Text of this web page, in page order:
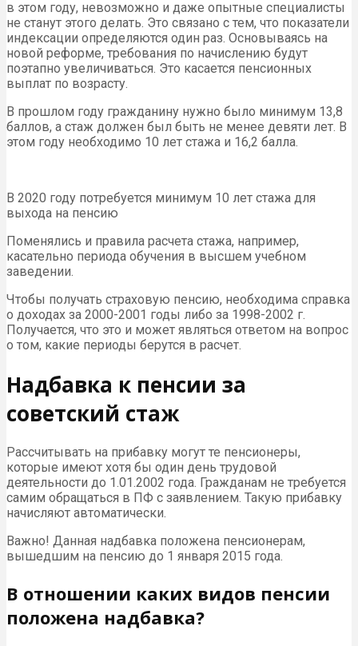
в этом году, невозможно и даже опытные специалисты
не станут этого делать. Это связано с тем, что показатели
индексации определяются один раз. Основываясь на
новой реформе, требования по начислению будут
поэтапно увеличиваться. Это касается пенсионных
выплат по возрасту.
В прошлом году гражданину нужно было минимум 13,8
баллов, а стаж должен был быть не менее девяти лет. В
этом году необходимо 10 лет стажа и 16,2 балла.
В 2020 году потребуется минимум 10 лет стажа для
выхода на пенсию
Поменялись и правила расчета стажа, например,
касательно периода обучения в высшем учебном
заведении.
Чтобы получать страховую пенсию, необходима справка
о доходах за 2000-2001 годы либо за 1998-2002 г.
Получается, что это и может являться ответом на вопрос
о том, какие периоды берутся в расчет.
Надбавка к пенсии за
советский стаж
Рассчитывать на прибавку могут те пенсионеры,
которые имеют хотя бы один день трудовой
деятельности до 1.01.2002 года. Гражданам не требуется
самим обращаться в ПФ с заявлением. Такую прибавку
начисляют автоматически.
Важно! Данная надбавка положена пенсионерам,
вышедшим на пенсию до 1 января 2015 года.
В отношении каких видов пенсии
положена надбавка?